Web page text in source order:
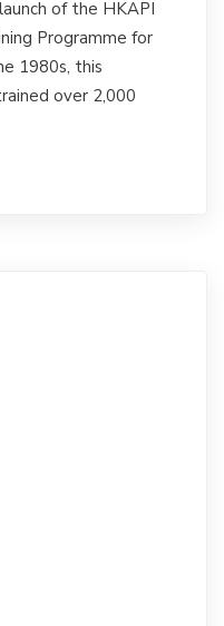
of the HKAPI
Programme for
1980s, this
over 2,000